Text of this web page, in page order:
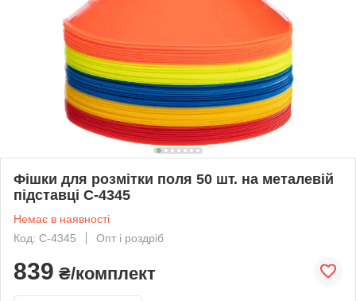
Фішки для розмітки поля 50 шт. на металевій
підставці С-4345
Немає в наявності
Код: С-4345
Опт і роздріб
839 ₴/комплект